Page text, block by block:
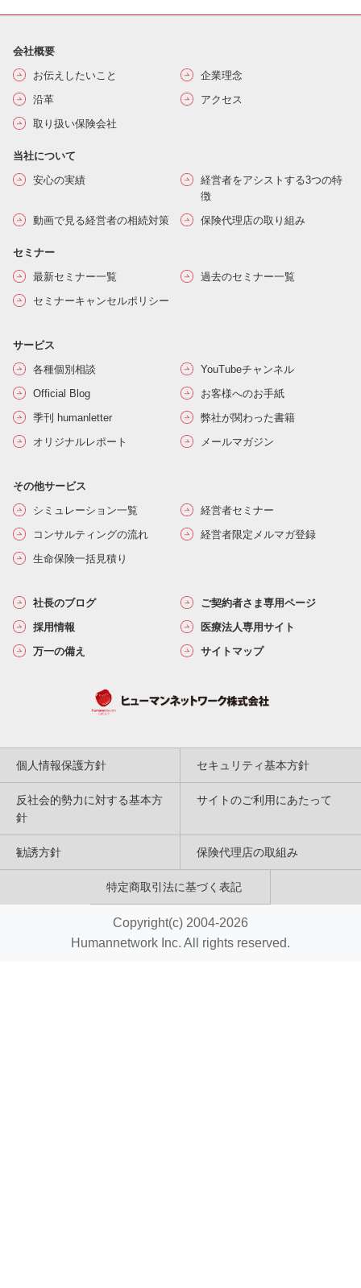
会社概要
お伝えしたいこと
企業理念
沿革
アクセス
取り扱い保険会社
当社について
安心の実績
経営者をアシストする3つの特
徴
動画で見る経営者の相続対策
保険代理店の取り組み
セミナー
最新セミナー一覧
過去のセミナー一覧
セミナーキャンセルポリシー
サービス
各種個別相談
YouTubeチャンネル
Official Blog
お客様へのお手紙
季刊 humanletter
弊社が関わった書籍
オリジナルレポート
メールマガジン
その他サービス
シミュレーション一覧
経営者セミナー
コンサルティングの流れ
経営者限定メルマガ登録
生命保険一括見積り
社長のブログ
ご契約者さま専用ページ
採用情報
医療法人専用サイト
万一の備え
サイトマップ
個人情報保護方針 セキュリティ基本方針
反社会的勢力に対する基本方
針
サイトのご利用にあたって
勧誘方針 保険代理店の取組み
特定商取引法に基づく表記
Copyright(c) 2004-2026
Humannetwork Inc. All rights reserved.